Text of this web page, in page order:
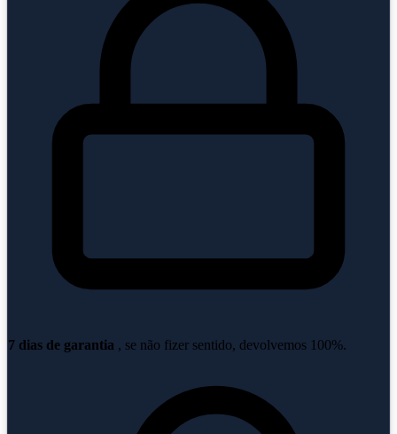
7 dias de garantia , se não fizer sentido, devolvemos 100%.